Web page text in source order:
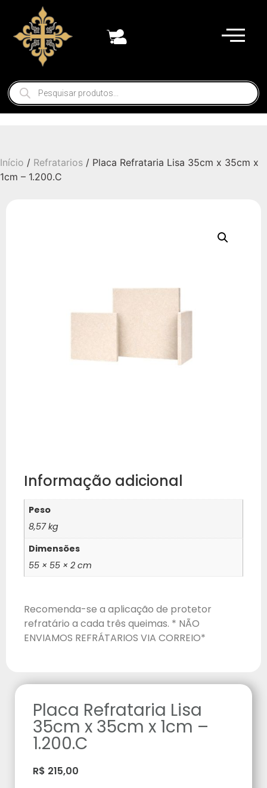
Início / Refratarios / Placa Refrataria Lisa 35cm x 35cm x
1cm – 1.200.C
Informação adicional
Peso
8,57 kg
Dimensões
55 × 55 × 2 cm
Recomenda-se a aplicação de protetor
refratário a cada três queimas. * NÃO
ENVIAMOS REFRÁTARIOS VIA CORREIO*
Placa Refrataria Lisa
35cm x 35cm x 1cm –
1.200.C
R$ 215,00